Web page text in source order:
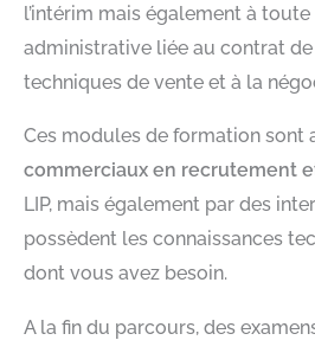
l’intérim mais également à
administrative liée au contrat
techniques de vente et à la
Ces modules de formation sont
commerciaux en recrutement
LIP, mais également par des
possèdent les connaissances
dont vous avez besoin.
A la fin du parcours, des